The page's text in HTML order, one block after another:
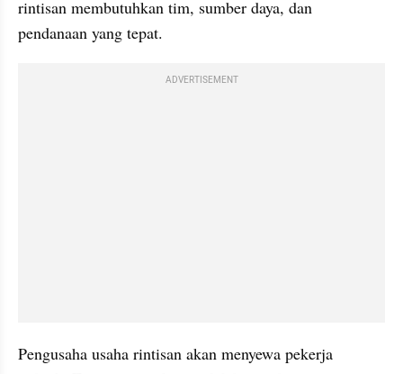
rintisan membutuhkan tim, sumber daya, dan
pendanaan yang tepat.
ADVERTISEMENT
Pengusaha usaha rintisan akan menyewa pekerja